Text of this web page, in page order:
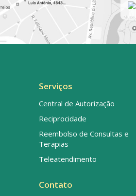
Serviços
Central de Autorização
Reciprocidade
Reembolso de Consultas e
Terapias
Teleatendimento
Contato